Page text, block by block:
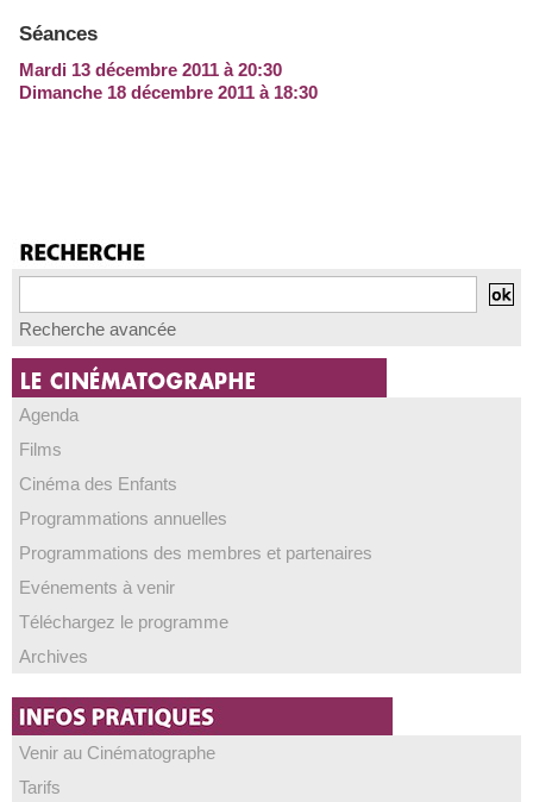
Séances
Mardi 13 décembre 2011 à 20:30
Dimanche 18 décembre 2011 à 18:30
Recherche avancée
Agenda
Films
Cinéma des Enfants
Programmations annuelles
Programmations des membres et partenaires
Evénements à venir
Téléchargez le programme
Archives
Venir au Cinématographe
Tarifs